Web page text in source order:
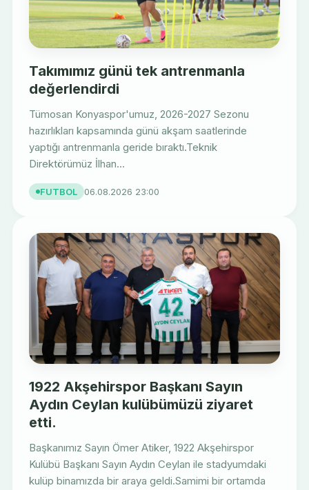
Takımımız günü tek antrenmanla
değerlendirdi
Tümosan Konyaspor'umuz, 2026-2027 Sezonu
hazırlıkları kapsamında günü akşam saatlerinde
yaptığı antrenmanla geride bıraktı.Teknik
Direktörümüz İlhan...
FUTBOL 06.08.2026 23:00
1922 Akşehirspor Başkanı Sayın
Aydın Ceylan kulübümüzü ziyaret
etti.
Başkanımız Sayın Ömer Atiker, 1922 Akşehirspor
Kulübü Başkanı Sayın Aydın Ceylan ile stadyumdaki
kulüp binamızda bir araya geldi.Samimi bir ortamda